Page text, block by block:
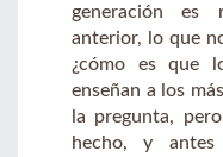
generación es
anterior, lo que
¿cómo es que
enseñan a los
la pregunta,
hecho, y